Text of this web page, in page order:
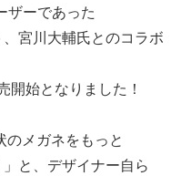
ザーであった
宮川大輔氏とのコラボ
開始となりました！
メガネをもっと
と、デザイナー自ら